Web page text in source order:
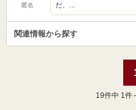
匿名
だ、…
関連情報から探す
19件中 1件